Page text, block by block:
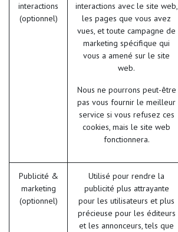
interactions
(optionnel)
interactions avec le site web,
les pages que vous avez
vues, et toute campagne de
marketing spécifique qui
vous a amené sur le site
web.
Nous ne pourrons peut-être
pas vous fournir le meilleur
service si vous refusez ces
cookies, mais le site web
fonctionnera.
Publicité &
marketing
(optionnel)
Utilisé pour rendre la
publicité plus attrayante
pour les utilisateurs et plus
précieuse pour les éditeurs
et les annonceurs, tels que